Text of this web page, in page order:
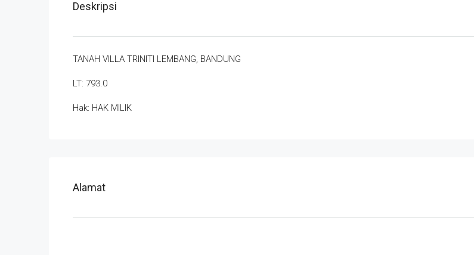
Deskripsi
TANAH VILLA TRINITI LEMBANG, BANDUNG
LT: 793.0
Hak: HAK MILIK
Alamat